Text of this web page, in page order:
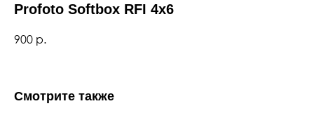
Profoto Softbox RFI 4x6
900 р.
Смотрите также